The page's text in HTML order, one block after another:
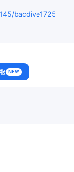
bacdive1725
NEW